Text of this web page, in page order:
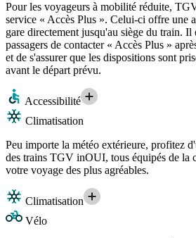
Pour les voyageurs à mobilité réduite,
service « Accès Plus ». Celui-ci offre une
gare directement jusqu'au siège du train. Il
passagers de contacter « Accès Plus »
et de s'assurer que les dispositions sont
avant le départ prévu.
Accessibilité
Climatisation
Peu importe la météo extérieure, profitez
des trains TGV inOUI, tous équipés de la
votre voyage des plus agréables.
Climatisation
Vélo